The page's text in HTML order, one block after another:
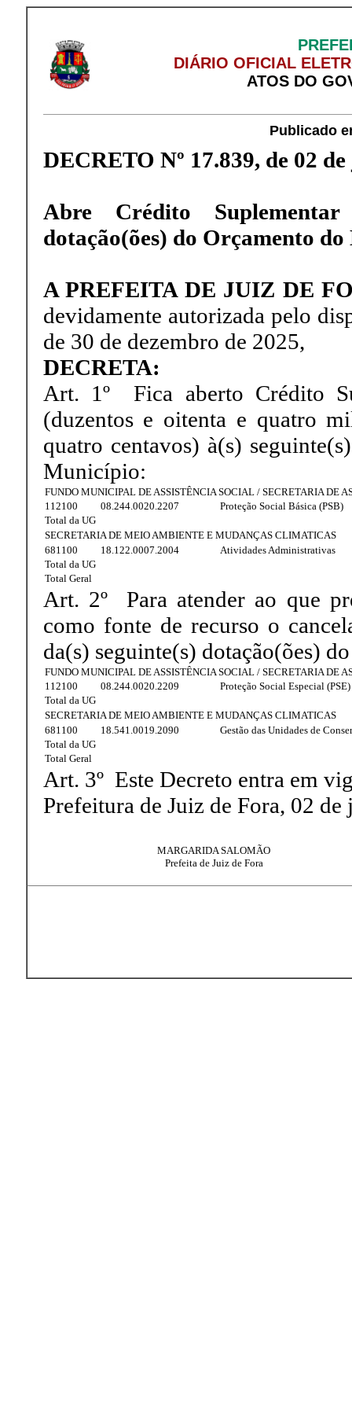
DIÁRIO OFICIAL
ATOS DO
Publicado
DECRETO Nº 17.839, de 02
Abre Crédito
dotação(ões) do Orçamento
A PREFEITA DE JUIZ DE
devidamente autorizada pelo
de 30 de dezembro de 2025,
DECRETA:
Art. 1º Fica aberto Crédito
(duzentos e oitenta e quatro
quatro centavos) à(s)
Município:
FUNDO MUNICIPAL DE ASSISTÊNCIA SOCIAL / SECRETARIA DE
112100
08.244.0020.2207
Proteção Social Básica (PSB)
Total da UG
SECRETARIA DE MEIO AMBIENTE E MUDANÇAS CLIMATICAS
681100
18.122.0007.2004
Atividades Administrativas
Total da UG
Total Geral
Art. 2º Para atender ao que
como fonte de recurso o
da(s) seguinte(s) dotação(ões)
FUNDO MUNICIPAL DE ASSISTÊNCIA SOCIAL / SECRETARIA DE
112100
08.244.0020.2209
Proteção Social Especial (PSE)
Total da UG
SECRETARIA DE MEIO AMBIENTE E MUDANÇAS CLIMATICAS
681100
18.541.0019.2090
Gestão das Unidades de
Total da UG
Total Geral
Art. 3º Este Decreto entra em
Prefeitura de Juiz de Fora, 02 de
MARGARIDA SALOMÃO
Prefeita de Juiz de Fora